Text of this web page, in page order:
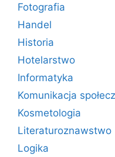
Fotografia
Handel
Historia
Hotelarstwo
Informatyka
Komunikacja
Kosmetologia
Literaturoznawstwo
Logika